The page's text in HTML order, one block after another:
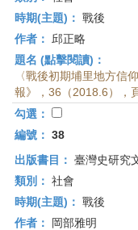
時期(主題)： 戰後
作者：
邱正略
題名 (點擊閱讀)：
〈戰後初期埔里地方信
報》，36（2018.6），
勾選：
編號： 38
出版書目： 臺灣史研究
類別： 社會
時期(主題)： 戰後
作者：
岡部雅明